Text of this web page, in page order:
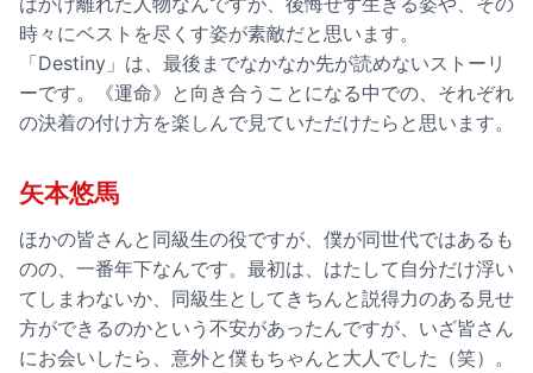
時々にベストを尽くす姿が素敵だと思います。
「Destiny」は、最後までなかなか先が読めないストーリ
ーです。《運命》と向き合うことになる中での、それぞれ
の決着の付け方を楽しんで見ていただけたらと思います。
矢本悠馬
ほかの皆さんと同級生の役ですが、僕が同世代ではあるも
のの、一番年下なんです。最初は、はたして自分だけ浮い
てしまわないか、同級生としてきちんと説得力のある見せ
方ができるのかという不安があったんですが、いざ皆さん
にお会いしたら、意外と僕もちゃんと大人でした（笑）。